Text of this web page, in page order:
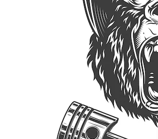
Freepik Company S.L.U.